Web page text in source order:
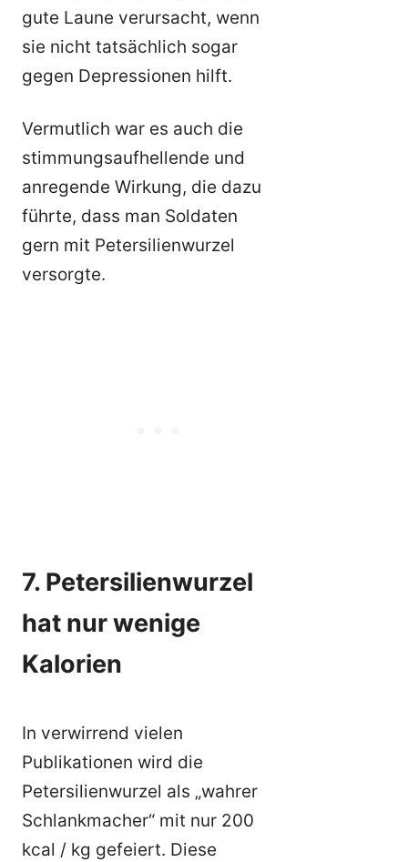
gute Laune verursacht, wenn
sie nicht tatsächlich sogar
gegen Depressionen hilft.
Vermutlich war es auch die
stimmungsaufhellende und
anregende Wirkung, die dazu
führte, dass man Soldaten
gern mit Petersilienwurzel
versorgte.
7. Petersilienwurzel
hat nur wenige
Kalorien
In verwirrend vielen
Publikationen wird die
Petersilienwurzel als „wahrer
Schlankmacher“ mit nur 200
kcal / kg gefeiert. Diese